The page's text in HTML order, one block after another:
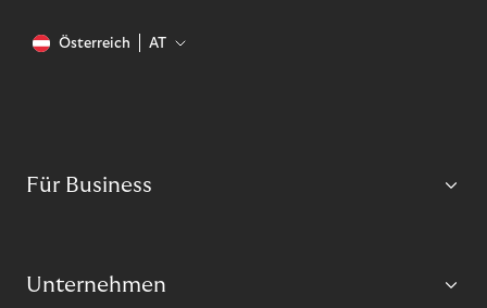
Österreich AT
Für Business
Unternehmen